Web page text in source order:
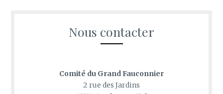
Nous contacter
Comité du Grand Fauconnier
2 rue des Jardins